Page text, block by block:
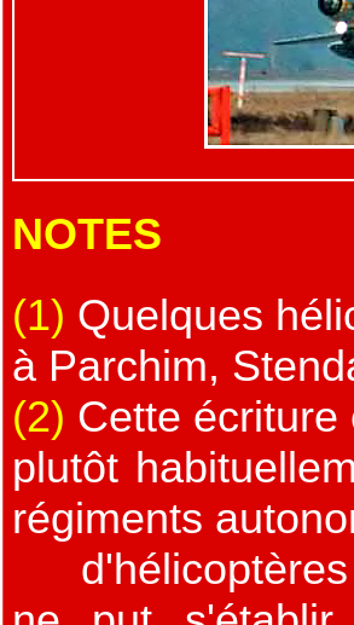
NOTES
(1) Quelques
à Parchim,
(2) Cette
plutôt
régiments
d'hélicoptères